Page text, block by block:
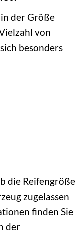
der Größe
von
besonders
die Reifengröße
zugelassen
finden Sie
der